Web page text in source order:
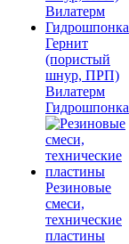
Гернит
(пористый
шнур, ПРП)
Вилатерм
Гидрошпонка
Резиновые
смеси,
технические
пластины